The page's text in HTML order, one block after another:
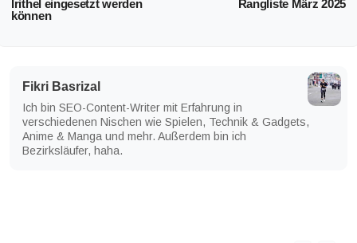
Irithel eingesetzt werden
können
Rangliste März 2025
Fikri Basrizal
Ich bin SEO-Content-Writer mit Erfahrung in
verschiedenen Nischen wie Spielen, Technik & Gadgets,
Anime & Manga und mehr. Außerdem bin ich
Bezirksläufer, haha.